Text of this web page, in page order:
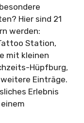
Hier sind 21
werden:
Station,
mit kleinen
Hüpfburg,
Einträge.
Erlebnis